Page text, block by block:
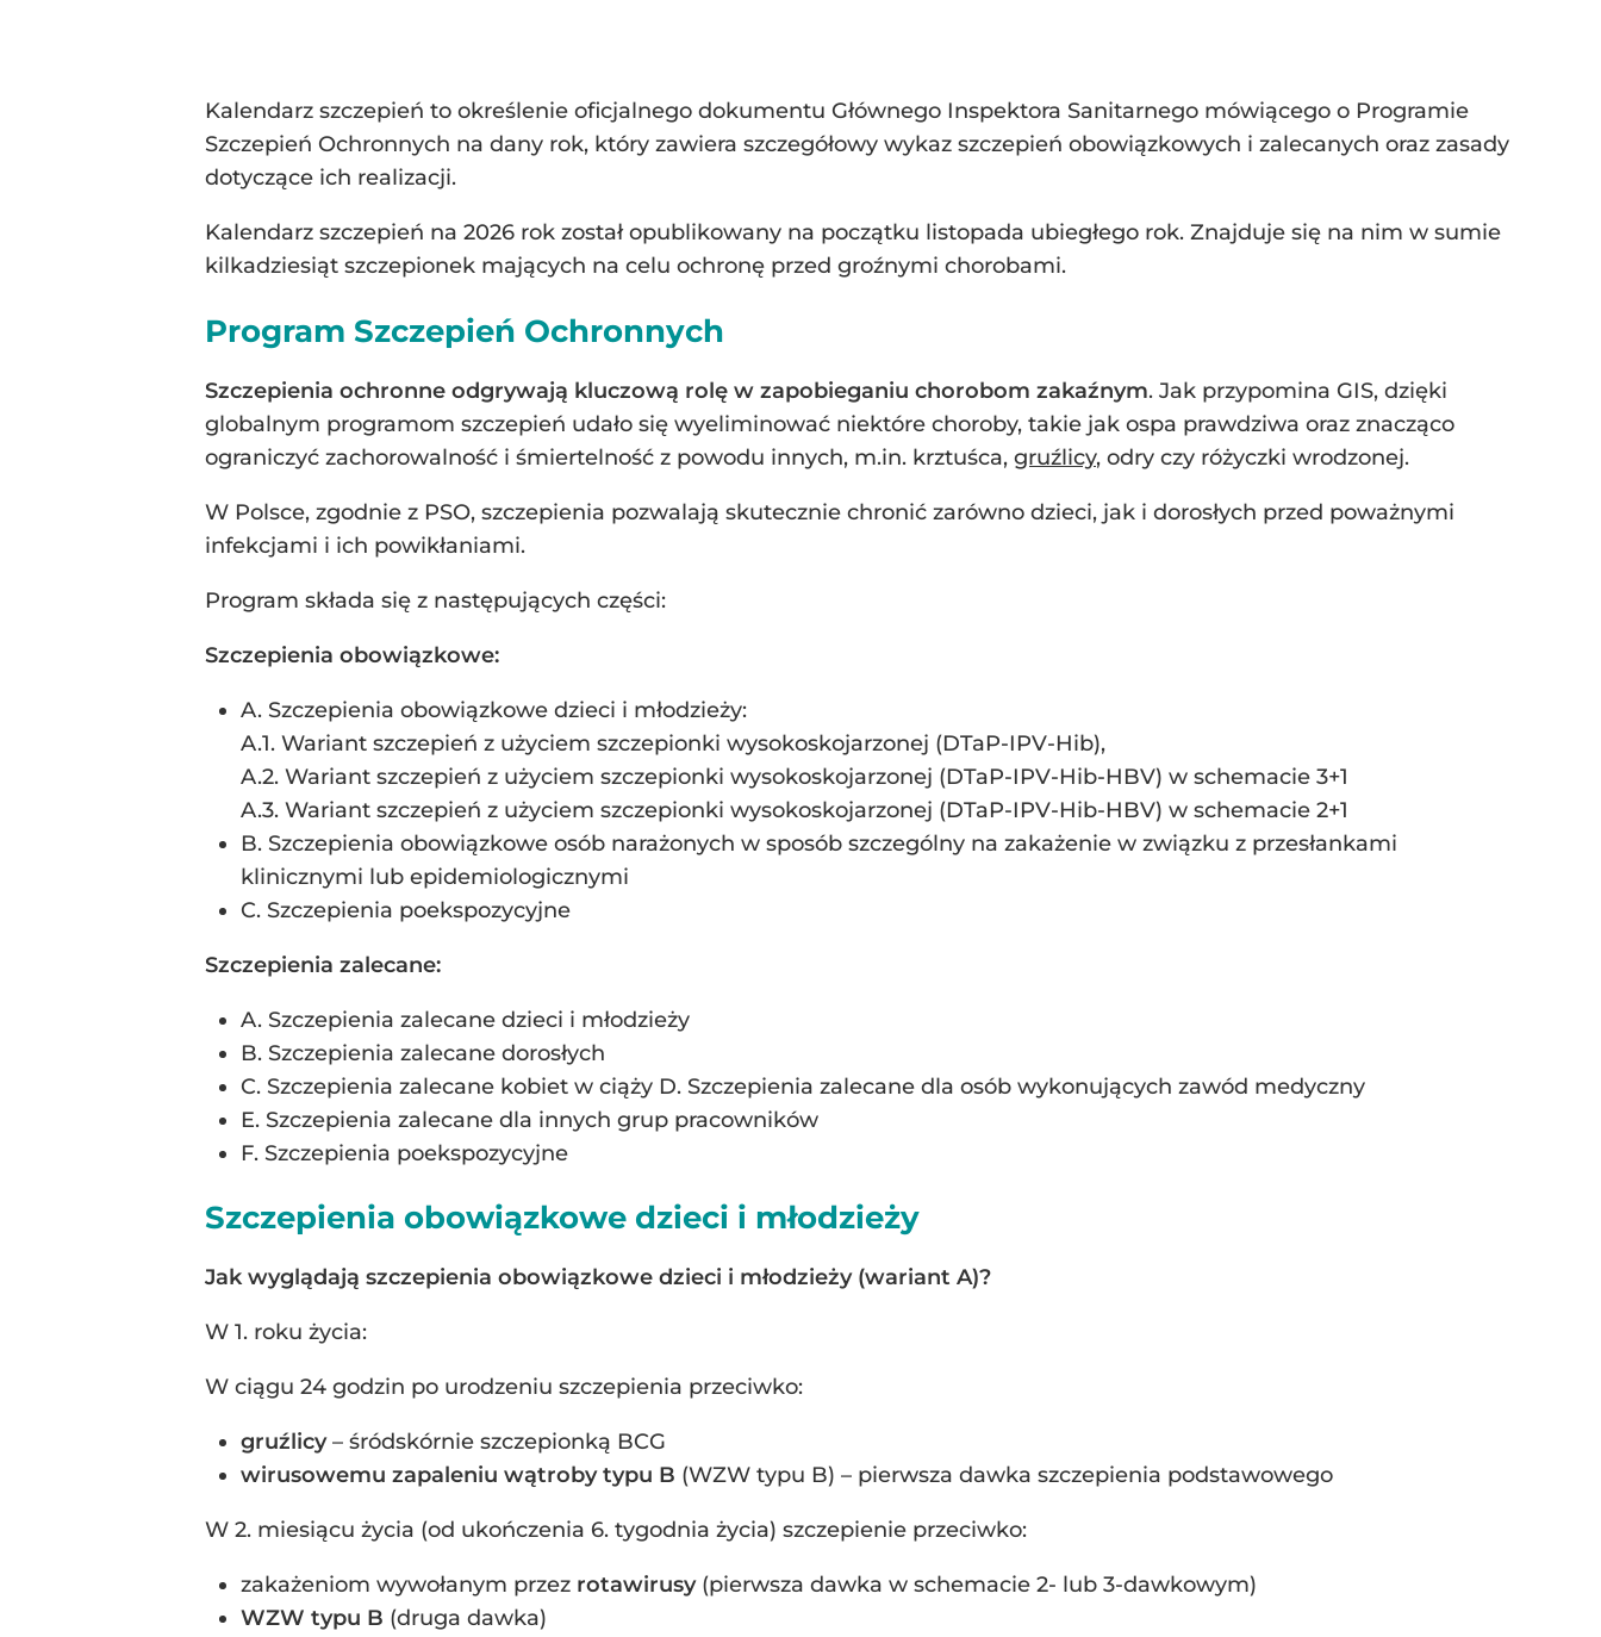
Kalendarz szczepień to określenie oficjalnego dokumentu Głównego Inspektora Sanitarnego mówiącego o Programie
Szczepień Ochronnych na dany rok, który zawiera szczegółowy wykaz szczepień obowiązkowych i zalecanych oraz zasady
dotyczące ich realizacji.
Kalendarz szczepień na 2026 rok został opublikowany na początku listopada ubiegłego rok. Znajduje się na nim w sumie
kilkadziesiąt szczepionek mających na celu ochronę przed groźnymi chorobami.
Program Szczepień Ochronnych
Szczepienia ochronne odgrywają kluczową rolę w zapobieganiu chorobom zakaźnym. Jak przypomina GIS, dzięki
globalnym programom szczepień udało się wyeliminować niektóre choroby, takie jak ospa prawdziwa oraz znacząco
ograniczyć zachorowalność i śmiertelność z powodu innych, m.in. krztuśca, gruźlicy, odry czy różyczki wrodzonej.
W Polsce, zgodnie z PSO, szczepienia pozwalają skutecznie chronić zarówno dzieci, jak i dorosłych przed poważnymi
infekcjami i ich powikłaniami.
Program składa się z następujących części:
Szczepienia obowiązkowe:
A. Szczepienia obowiązkowe dzieci i młodzieży:
A.1. Wariant szczepień z użyciem szczepionki wysokoskojarzonej (DTaP-IPV-Hib),
A.2. Wariant szczepień z użyciem szczepionki wysokoskojarzonej (DTaP-IPV-Hib-HBV) w schemacie 3+1
A.3. Wariant szczepień z użyciem szczepionki wysokoskojarzonej (DTaP-IPV-Hib-HBV) w schemacie 2+1
B. Szczepienia obowiązkowe osób narażonych w sposób szczególny na zakażenie w związku z przesłankami
klinicznymi lub epidemiologicznymi
C. Szczepienia poekspozycyjne
Szczepienia zalecane:
A. Szczepienia zalecane dzieci i młodzieży
B. Szczepienia zalecane dorosłych
C. Szczepienia zalecane kobiet w ciąży D. Szczepienia zalecane dla osób wykonujących zawód medyczny
E. Szczepienia zalecane dla innych grup pracowników
F. Szczepienia poekspozycyjne
Szczepienia obowiązkowe dzieci i młodzieży
Jak wyglądają szczepienia obowiązkowe dzieci i młodzieży (wariant A)?
W 1. roku życia:
W ciągu 24 godzin po urodzeniu szczepienia przeciwko:
gruźlicy– śródskórnie szczepionką BCG
wirusowemu zapaleniu wątroby typu B (WZW typu B) – pierwsza dawka szczepienia podstawowego
W 2. miesiącu życia (od ukończenia 6. tygodnia życia) szczepienie przeciwko:
zakażeniom wywołanym przez rotawirusy(pierwsza dawka w schemacie 2- lub 3-dawkowym)
WZW typu B (druga dawka)